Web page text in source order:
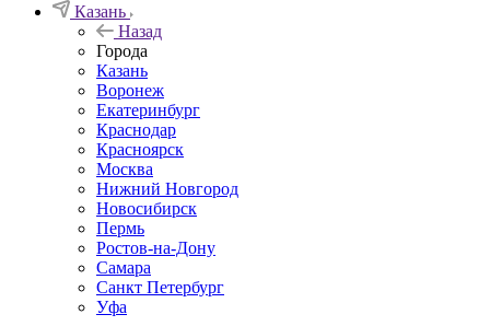
Казань
Назад
Города
Казань
Воронеж
Екатеринбург
Краснодар
Красноярск
Москва
Нижний Новгород
Новосибирск
Пермь
Ростов-на-Дону
Самара
Санкт Петербург
Уфа